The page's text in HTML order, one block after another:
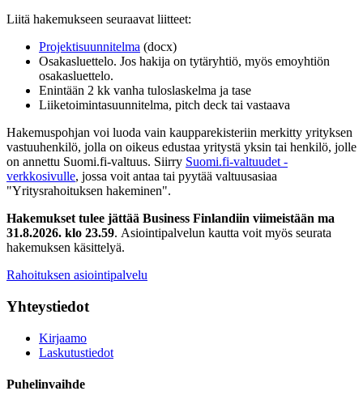
Liitä hakemukseen seuraavat liitteet:
Projektisuunnitelma (docx)
Osakasluettelo. Jos hakija on tytäryhtiö, myös emoyhtiön
osakasluettelo.
Enintään 2 kk vanha tuloslaskelma ja tase
Liiketoimintasuunnitelma, pitch deck tai vastaava
Hakemuspohjan voi luoda vain kaupparekisteriin merkitty yrityksen
vastuuhenkilö, jolla on oikeus edustaa yritystä yksin tai henkilö, jolle
on annettu Suomi.fi-valtuus. Siirry Suomi.fi-valtuudet -
verkkosivulle, jossa voit antaa tai pyytää valtuusasiaa
"Yritysrahoituksen hakeminen".
Hakemukset tulee jättää Business Finlandiin viimeistään ma
31.8.2026. klo 23.59. Asiointipalvelun kautta voit myös seurata
hakemuksen käsittelyä.
Rahoituksen asiointipalvelu
Yhteystiedot
Kirjaamo
Laskutustiedot
Puhelinvaihde